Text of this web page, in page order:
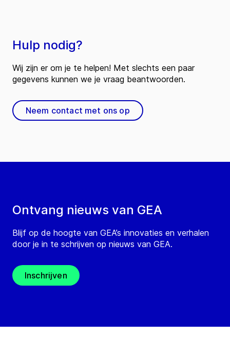
Ontvang nieuws van GEA
Blijf op de hoogte van GEA’s innovaties en verhalen
door je in te schrijven op nieuws van GEA.
Inschrijven
Hulp nodig?
Wij zijn er om je te helpen! Met slechts een paar
gegevens kunnen we je vraag beantwoorden.
Neem contact met ons op